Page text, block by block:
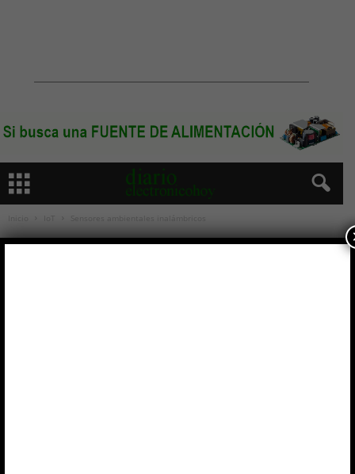
Sensores ambientales inalámbricos